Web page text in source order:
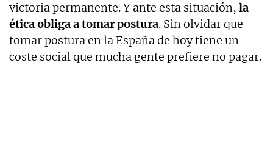
victoria permanente. Y ante esta situación, la
ética obliga a tomar postura. Sin olvidar que
tomar postura en la España de hoy tiene un
coste social que mucha gente prefiere no pagar.